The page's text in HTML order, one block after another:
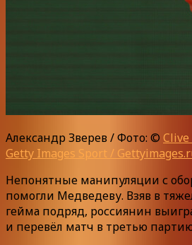
Александр Зверев / Фото: ©
Getty Images Sport /
Непонятные манипуляции с
помогли Медведеву. Взяв в
гейма подряд, россиянин
и перевёл матч в третью